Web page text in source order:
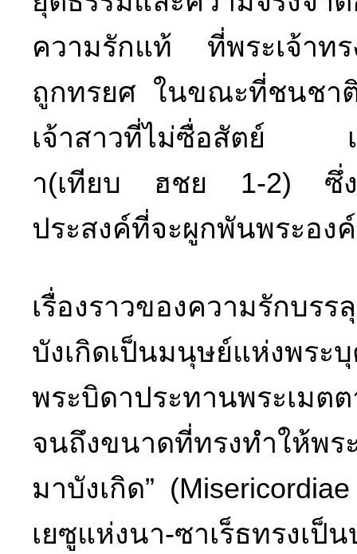
ความรักแท้ ที่พระเจ้าทร
ถูกทรยศ ในขณะที่ชนชาติ
เจ้าสาวที่ไม่ซื่อสัตย์ เฉ
า(เทียบ ฮชย 1-2) ซึ่งแ
ประสงค์ที่จะผูกพันพระอง
เรื่องราวของความรักบ
บังเกิดเป็นมนุษย์แห่งพระ
พระบิดาประทานพระเมต
จนถึงขนาดที่ทรงทำให้พร
มาบังเกิด”
เยซูแห่งนา-ซาเร็ธทรงเ